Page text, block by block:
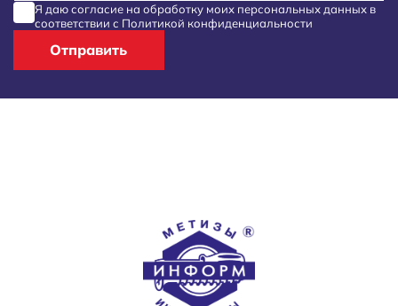
Я даю согласие на обработку моих персональных данных в
соответствии с Политикой конфиденциальности
Отправить